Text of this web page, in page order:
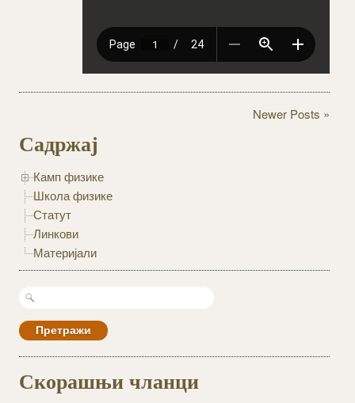
Newer Posts »
Садржај
Камп физике
Школа физике
Статут
Линкови
Материјали
Претрага
Скорашњи чланци